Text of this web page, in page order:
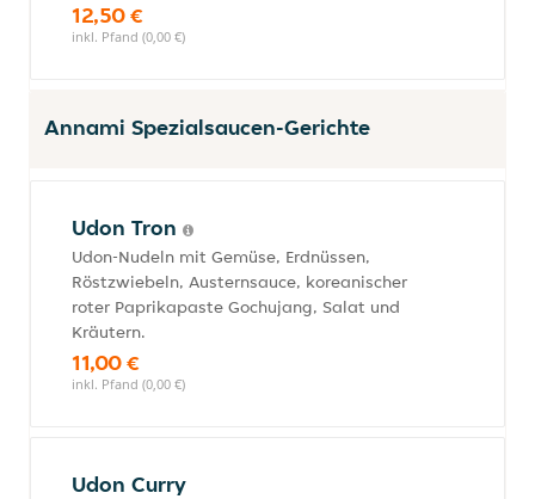
12,50 €
inkl. Pfand (0,00 €)
Annami Spezialsaucen-Gerichte
Udon Tron
Udon-Nudeln mit Gemüse, Erdnüssen,
Röstzwiebeln, Austernsauce, koreanischer
roter Paprikapaste Gochujang, Salat und
Kräutern.
11,00 €
inkl. Pfand (0,00 €)
Udon Curry